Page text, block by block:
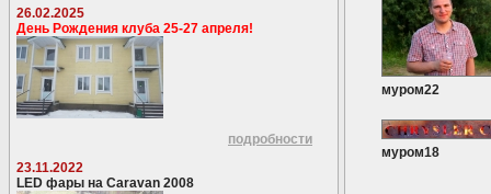
26.02.2025
День Рождения клуба 25-27 апреля!
подробности
23.11.2022
LED фары на Caravan 2008
муром22
муром18